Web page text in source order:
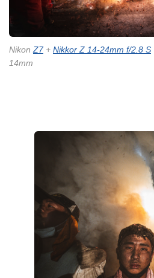
NikonZ7+ Nikkor Z 14-24mm f/2.8 S
14mm